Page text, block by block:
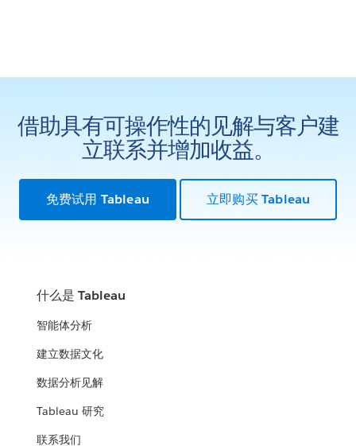
借助具有可操作性的见解与客户建
立联系并增加收益。
免费试用 Tableau 立即购买 Tableau
什么是 Tableau
智能体分析
建立数据文化
数据分析见解
Tableau 研究
联系我们